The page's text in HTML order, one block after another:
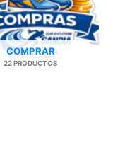
COMPRAR
22 PRODUCTOS